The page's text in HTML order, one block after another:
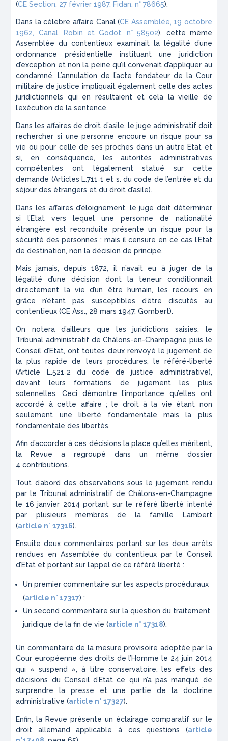
(CE Section, 27 février 1987,Fidan , n° 78665).
Dans la célèbre affaire Canal(CE Assemblée, 19 octobre
1962, Canal, Robin et Godot , n° 58502), cette même
Assemblée du contentieux examinait la légalité d’une
ordonnance présidentielle instituant une juridiction
d’exception et non la peine qu’il convenait d’appliquer au
condamné. L’annulation de l’acte fondateur de la Cour
militaire de justice impliquait également celle des actes
juridictionnels qui en résultaient et cela la vieille de
l’exécution de la sentence.
Dans les affaires de droit d’asile, le juge administratif doit
rechercher si une personne encoure un risque pour sa
vie ou pour celle de ses proches dans un autre Etat et
si, en conséquence, les autorités administratives
compétentes ont légalement statué sur cette
demande (Articles L.711‑1 et s. du code de l’entrée et du
séjour des étrangers et du droit d’asile).
Dans les affaires d’éloignement, le juge doit déterminer
si l’Etat vers lequel une personne de nationalité
étrangère est reconduite présente un risque pour la
sécurité des personnes ; mais il censure en ce cas l’Etat
de destination, non la décision de principe.
Mais jamais, depuis 1872, il n’avait eu à juger de la
légalité d’une décision dont la teneur conditionnait
directement la vie d’un être humain, les recours en
grâce n’étant pas susceptibles d’être discutés au
contentieux (CE Ass., 28 mars 1947, Gombert).
On notera d’ailleurs que les juridictions saisies, le
Tribunal administratif de Châlons-en-Champagne puis le
Conseil d’Etat, ont toutes deux renvoyé le jugement de
la plus rapide de leurs procédures, le référé-liberté
(Article L.521‑2 du code de justice administrative),
devant leurs formations de jugement les plus
solennelles. Ceci démontre l’importance qu’elles ont
accordé à cette affaire ; le droit à la vie étant non
seulement une liberté fondamentale mais la plus
fondamentale des libertés.
Afin d’accorder à ces décisions la place qu’elles méritent,
la Revue a regroupé dans un même dossier
4 contributions.
Tout d’abord des observations sous le jugement rendu
par le Tribunal administratif de Châlons-en-Champagne
le 16 janvier 2014 portant sur le référé liberté intenté
par plusieurs membres de la famille Lambert
(article n° 17316).
Ensuite deux commentaires portant sur les deux arrêts
rendues en Assemblée du contentieux par le Conseil
d’Etat et portant sur l’appel de ce référé liberté :
Un premier commentaire sur les aspects procéduraux
(article n° 17317) ;
Un second commentaire sur la question du traitement
juridique de la fin de vie (article n° 17318).
Un commentaire de la mesure provisoire adoptée par la
Cour européenne des droits de l’Homme le 24 juin 2014
qui « suspend », à titre conservatoire, les effets des
décisions du Conseil d’Etat ce qui n’a pas manqué de
surprendre la presse et une partie de la doctrine
administrative (article n° 17327).
Enfin, la Revue présente un éclairage comparatif sur le
droit allemand applicable à ces questions (article